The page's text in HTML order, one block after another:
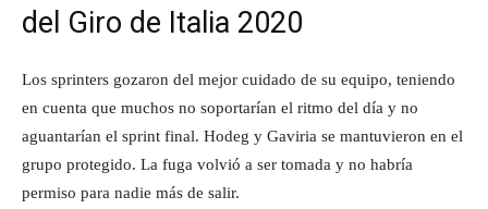
del Giro de Italia 2020
Los sprinters gozaron del mejor cuidado de su equipo, teniendo
en cuenta que muchos no soportarían el ritmo del día y no
aguantarían el sprint final. Hodeg y Gaviria se mantuvieron en el
grupo protegido. La fuga volvió a ser tomada y no habría
permiso para nadie más de salir.